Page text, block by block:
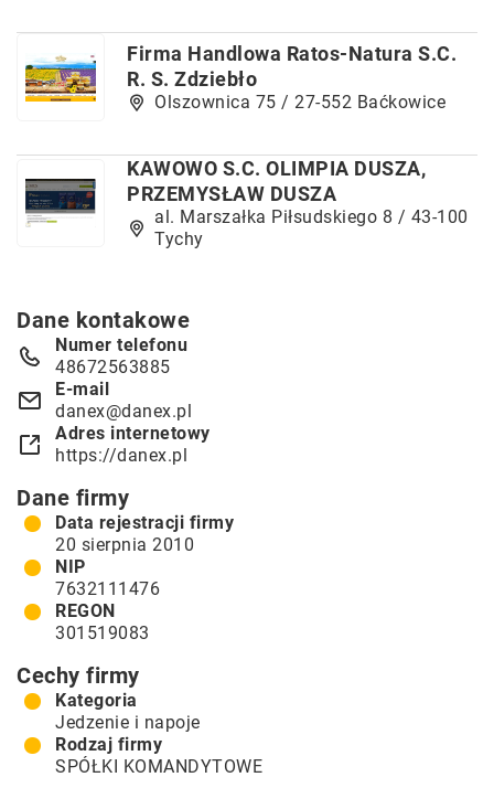
Firma Handlowa Ratos-Natura S.C.
R. S. Zdziebło
Olszownica 75 / 27-552 Baćkowice
KAWOWO S.C. OLIMPIA DUSZA,
PRZEMYSŁAW DUSZA
al. Marszałka Piłsudskiego 8 / 43-100
Tychy
Dane kontakowe
Numer telefonu
48672563885
E-mail
danex@danex.pl
Adres internetowy
https://danex.pl
Dane firmy
Data rejestracji firmy
20 sierpnia 2010
NIP
7632111476
REGON
301519083
Cechy firmy
Kategoria
Jedzenie i napoje
Rodzaj firmy
SPÓŁKI KOMANDYTOWE